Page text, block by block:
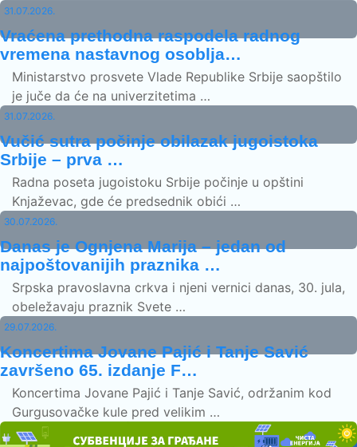
31.07.2026.
Vraćena prethodna raspodela radnog
vremena nastavnog osoblja…
Ministarstvo prosvete Vlade Republike Srbije saopštilo
je juče da će na univerzitetima …
31.07.2026.
Vučić sutra počinje obilazak jugoistoka
Srbije – prva …
Radna poseta jugoistoku Srbije počinje u opštini
Knjaževac, gde će predsednik obići …
30.07.2026.
Danas je Ognjena Marija – jedan od
najpoštovanijih praznika …
Srpska pravoslavna crkva i njeni vernici danas, 30. jula,
obeležavaju praznik Svete …
29.07.2026.
Koncertima Jovane Pajić i Tanje Savić
završeno 65. izdanje F…
Koncertima Jovane Pajić i Tanje Savić, održanim kod
Gurgusovačke kule pred velikim …